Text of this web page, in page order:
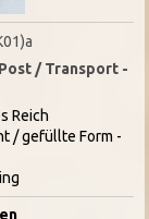
/ Transport -
Reich
/ gefüllte Form -